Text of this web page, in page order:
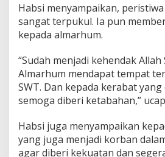
Habsi menyampaikan,
sangat terpukul. Ia pun
kepada almarhum.
“Sudah menjadi kehendak Allah
Almarhum mendapat tempat
SWT. Dan kepada kerabat
semoga diberi ketabahan,”
Habsi juga menyampaikan
yang juga menjadi korban
agar diberi kekuatan dan